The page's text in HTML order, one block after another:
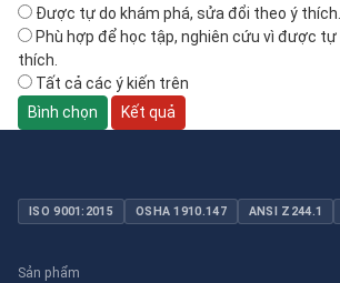
Được tự do khám phá, sửa đổi theo ý thích.
Phù hợp để học tập, nghiên cứu vì được
thích.
Tất cả các ý kiến trên
ISO 9001:2015 OSHA 1910.147 ANSI Z244.1
Sản phẩm